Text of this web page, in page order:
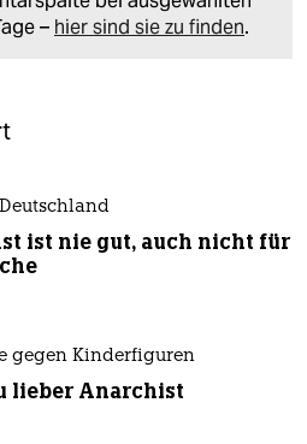
– hier sind sie zu finden.
ist nie gut, auch nicht für
gegen Kinderfiguren
lieber Anarchist